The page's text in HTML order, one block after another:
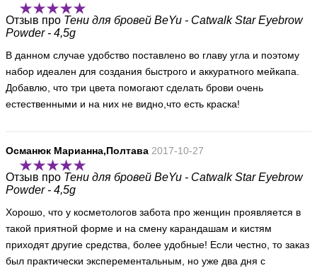
Отзыв про Тени для бровей BeYu - Catwalk Star Eyebrow
Powder - 4,5g
В данном случае удобство поставлено во главу угла и поэтому
набор идеален для создания быстрого и аккуратного мейкапа.
Добавлю, что три цвета помогают сделать брови очень
естественными и на них не видно,что есть краска!
Османюк Марианна,Полтава 2017-10-27
Отзыв про Тени для бровей BeYu - Catwalk Star Eyebrow
Powder - 4,5g
Хорошо, что у косметологов забота про женщин проявляется в
такой приятной форме и на смену карандашам и кистям
приходят другие средства, более удобные! Если честно, то заказ
был практически эксперементальным, но уже два дня с